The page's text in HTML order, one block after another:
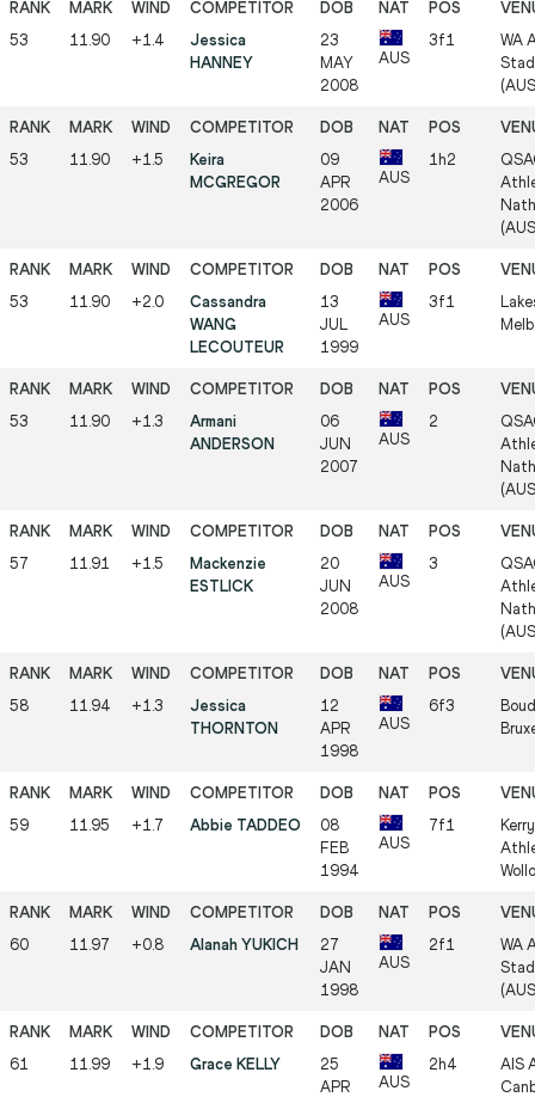
53 11.90 +1.4
Jessica
HANNEY
23
MAY
2008
AUS
3f1
WA
53 11.90 +1.5
Keira
MCGREGOR
09
APR
2006
AUS
1h2
53 11.90 +2.0
Cassandra
WANG
LECOUTEUR
13
JUL
1999
AUS
3f1
53 11.90 +1.3
Armani
ANDERSON
06
JUN
2007
AUS
2
57 11.91 +1.5
Mackenzie
ESTLICK
20
JUN
2008
AUS
3
58 11.94 +1.3
Jessica
THORNTON
12
APR
1998
AUS
6f3
59 11.95 +1.7 Abbie TADDEO
08
FEB
1994
AUS
7f1
60 11.97 +0.8 Alanah YUKICH
27
JAN
1998
AUS
2f1
WA
61 11.99 +1.9 Grace KELLY
25
APR
AUS
2h4
AIS